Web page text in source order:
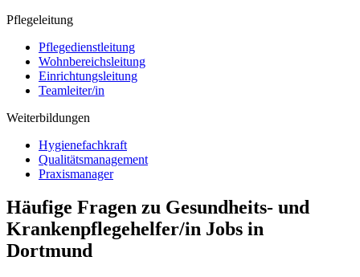
Pflegeleitung
Pflegedienstleitung
Wohnbereichsleitung
Einrichtungsleitung
Teamleiter/in
Weiterbildungen
Hygienefachkraft
Qualitätsmanagement
Praxismanager
Häufige Fragen zu Gesundheits- und
Krankenpflegehelfer/in Jobs in
Dortmund